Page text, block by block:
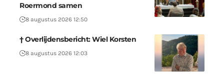
Roermond samen
8 augustus 2026 12:50
† Overlijdensbericht: Wiel Korsten
8 augustus 2026 12:03